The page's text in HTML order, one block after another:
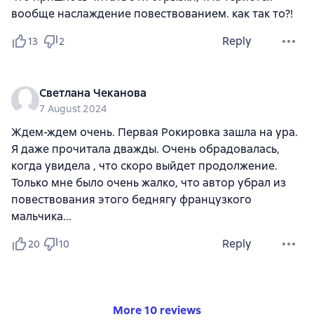
вообще наслаждение повествованием. как так то?!
13 2 Reply
Светлана Чеканова
7 August 2024
Ждем-ждем очень. Первая Рокировка зашла на ура.
Я даже прочитала дважды. Очень обрадовалась,
когда увидела , что скоро выйдет продолжение.
Только мне было очень жалко, что автор убрал из
повествования этого беднягу французкого
мальчика...
20 10 Reply
More 10 reviews